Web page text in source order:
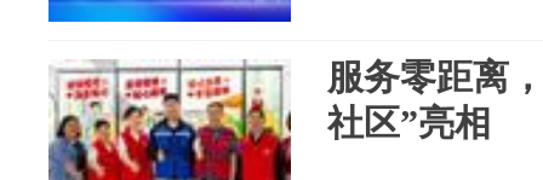
服务零距离
社区”亮相